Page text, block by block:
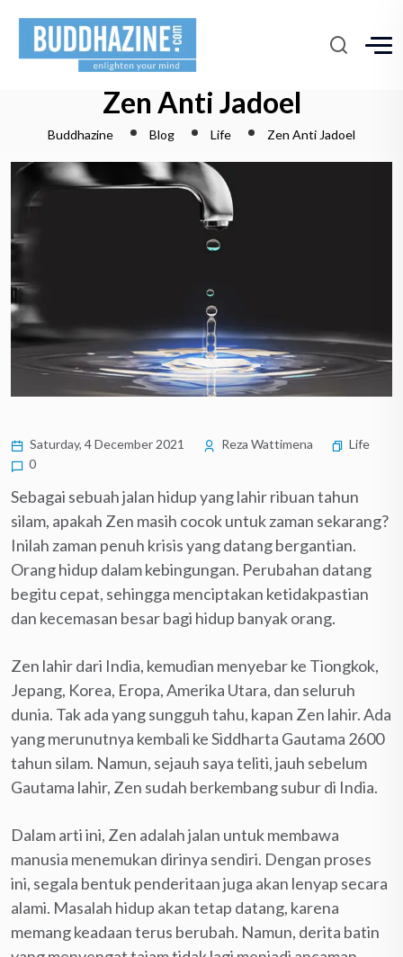
Zen Anti Jadoel
Buddhazine Blog Life Zen Anti Jadoel
Saturday, 4 December 2021 Reza Wattimena
Life
0
Sebagai sebuah jalan hidup yang lahir ribuan tahun
silam, apakah Zen masih cocok untuk zaman sekarang?
Inilah zaman penuh krisis yang datang bergantian.
Orang hidup dalam kebingungan. Perubahan datang
begitu cepat, sehingga menciptakan ketidakpastian
dan kecemasan besar bagi hidup banyak orang.
Zen lahir dari India, kemudian menyebar ke Tiongkok,
Jepang, Korea, Eropa, Amerika Utara, dan seluruh
dunia. Tak ada yang sungguh tahu, kapan Zen lahir. Ada
yang merunutnya kembali ke Siddharta Gautama 2600
tahun silam. Namun, sejauh saya teliti, jauh sebelum
Gautama lahir, Zen sudah berkembang subur di India.
Dalam arti ini, Zen adalah jalan untuk membawa
manusia menemukan dirinya sendiri. Dengan proses
ini, segala bentuk penderitaan juga akan lenyap secara
alami. Masalah hidup akan tetap datang, karena
memang keadaan terus berubah. Namun, derita batin